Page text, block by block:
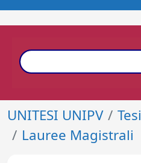
UNITESI UNIPV
Tesi
Lauree Magistrali